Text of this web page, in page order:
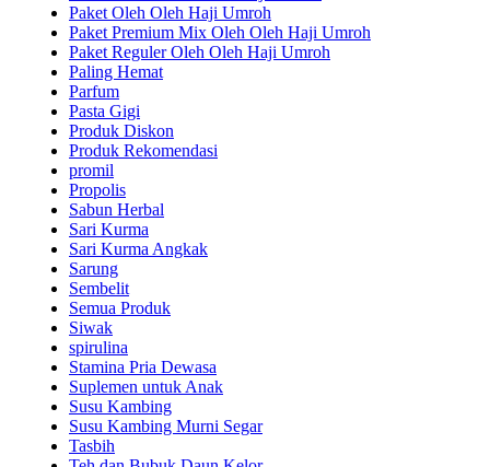
Paket Oleh Oleh Haji Umroh
Paket Premium Mix Oleh Oleh Haji Umroh
Paket Reguler Oleh Oleh Haji Umroh
Paling Hemat
Parfum
Pasta Gigi
Produk Diskon
Produk Rekomendasi
promil
Propolis
Sabun Herbal
Sari Kurma
Sari Kurma Angkak
Sarung
Sembelit
Semua Produk
Siwak
spirulina
Stamina Pria Dewasa
Suplemen untuk Anak
Susu Kambing
Susu Kambing Murni Segar
Tasbih